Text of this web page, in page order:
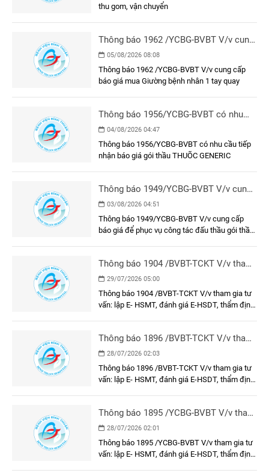
thu gom, vận chuyển
Thông báo 1962 /YCBG-BVBT V/v cung
cấp báo giá mua Giường bệnh nhân 1
tay quay
05/08/2026 08:08
Thông báo 1962 /YCBG-BVBT V/v cung cấp
báo giá mua Giường bệnh nhân 1 tay quay
Thông báo 1956/YCBG-BVBT có nhu
cầu tiếp nhận báo giá gói thầu THUÕC
GENERIC
04/08/2026 04:47
Thông báo 1956/YCBG-BVBT có nhu cầu tiếp
nhận báo giá gói thầu THUÕC GENERIC
Thông báo 1949/YCBG-BVBT V/v cung
cấp báo giá để phục vụ công tác đấu
thầu gói thầu: Làm vách ngăn phòng
tiêm chủng và khung, cửa khu vực tiêm
03/08/2026 04:51
Thông báo 1949/YCBG-BVBT V/v cung cấp
báo giá để phục vụ công tác đấu thầu gói thầu:
Bình Thuận
Thông báo 1904 /BVBT-TCKT V/v tham
gia tư vấn: lập E- HSMT, đánh giá E-
HSDT, thẩm định E-HSMT và kết quả
lựa chọn nhà thầu gói thầu: Trang phục
29/07/2026 05:00
Thông báo 1904 /BVBT-TCKT V/v tham gia tư
vấn: lập E- HSMT, đánh giá E-HSDT, thẩm định
Thông báo 1896 /BVBT-TCKT V/v tham
gia tư vấn: lập E- HSMT, đánh giá E-
HSDT, thẩm định E-HSMT và kết quả
lựa chọn nhà thầu gói thầu: Vận hành
28/07/2026 02:03
Thông báo 1896 /BVBT-TCKT V/v tham gia tư
vấn: lập E- HSMT, đánh giá E-HSDT, thẩm định
môi trường
Thông báo 1895 /YCBG-BVBT V/v tham
gia tư vấn: lập E- HSMT, đánh giá E-
HSDT, thẩm định E-HSMT và kết quả
lựa chọn nhà thầu gói thầu: Dụng cụ, y
28/07/2026 02:01
Thông báo 1895 /YCBG-BVBT V/v tham gia tư
vấn: lập E- HSMT, đánh giá E-HSDT, thẩm định